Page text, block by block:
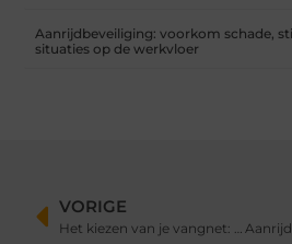
Aanrijdbeveiliging: voorkom schade,
situaties op de werkvloer
VORIGE
Het kiezen van je vangnet: de beste zorgverzekeringen voor jongeren